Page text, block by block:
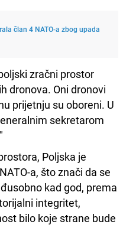
član 4 NATO-a zbog upada
zračni prostor
dronova. Oni dronovi
prijetnju su oboreni. U
sekretarom
Poljska je
a, što znači da se
kad god, prema
integritet,
bilo koje strane bude